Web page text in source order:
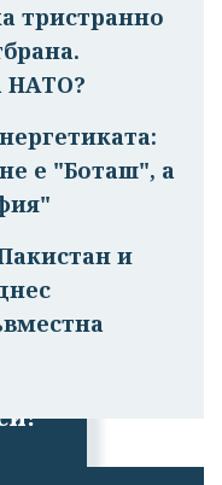
тристранно
НАТО?
е "Боташ", а
и